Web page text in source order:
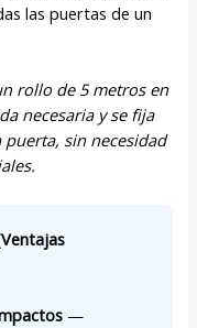
las puertas de un
rollo de 5 metros en
necesaria y se fija
sin necesidad
—